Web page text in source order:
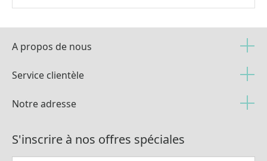
A propos de nous
Service clientèle
Notre adresse
S'inscrire à nos offres spéciales